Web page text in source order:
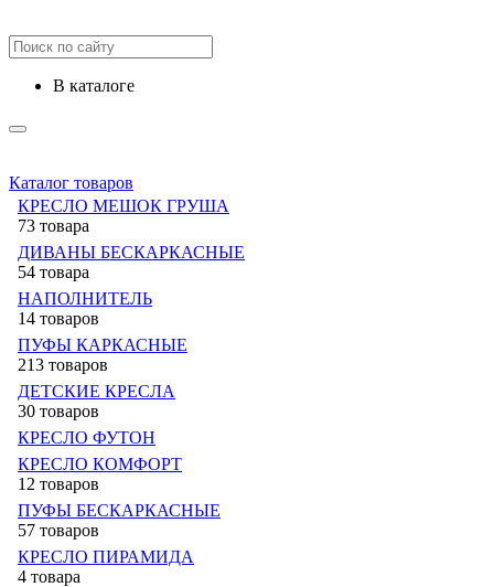
в каталоге
Каталог товаров
КРЕСЛО МЕШОК ГРУША
73 товара
ДИВАНЫ БЕСКАРКАСНЫЕ
54 товара
НАПОЛНИТЕЛЬ
14 товаров
ПУФЫ КАРКАСНЫЕ
213 товаров
ДЕТСКИЕ КРЕСЛА
30 товаров
КРЕСЛО ФУТОН
КРЕСЛО КОМФОРТ
12 товаров
ПУФЫ БЕСКАРКАСНЫЕ
57 товаров
КРЕСЛО ПИРАМИДА
4 товара